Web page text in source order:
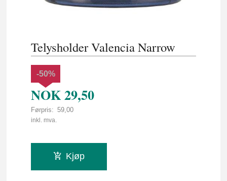
Telysholder Valencia Narrow
NOK29,50
Førpris: 59,00
Rabatt
-50%
inkl. mva.
Kjøp